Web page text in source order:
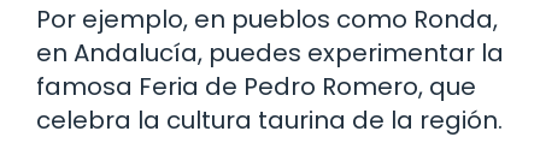
Por ejemplo, en pueblos como Ronda,
en Andalucía, puedes experimentar la
famosa Feria de Pedro Romero, que
celebra la cultura taurina de la región.